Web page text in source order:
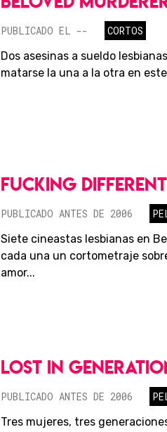
PUBLICADO EL --
CORTOS
Dos asesinas a sueldo
matarse la una a la otra en
FUCKING DIFFERENT
PUBLICADO ANTES DE 2006
Siete cineastas lesbianas en
cada una un cortometraje
amor...
LOST IN
PUBLICADO ANTES DE 2006
Tres mujeres, tres